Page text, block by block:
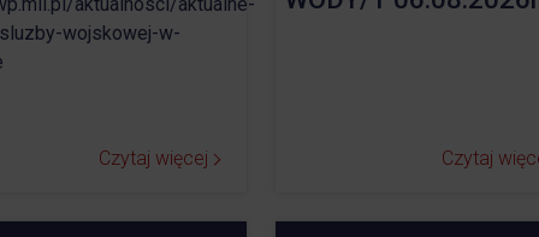
sluzby-wojskowej-w-
Czytaj więcej Czytaj